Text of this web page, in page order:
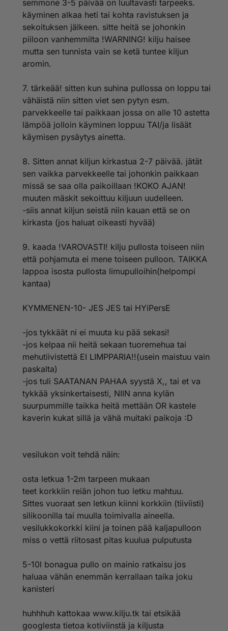
semmone 3-5 päivää on luultavasti tarpeeks.
käyminen alkaa heti tai kohta ravistuksen ja
sekoituksen jälkeen. sitte heitä se johonkin
piiloon vanhemmilta !WARNING! kilju haisee
mutta sen tunnista vain se ketä tuntee kiljun
aromin.
7. tärkeää! sitten kun suhina pullossa on loppu tai
vähäistä niin sitten viet sen pytyn esm.
parvekkeelle tai paikkaan jossa on alle 10 astetta
lämpöä jolloin käyminen loppuu TAI/ja lisäät
käymisen pysäytys ainetta.
8. Sitten annat kiljun kirkastua 2-7 päivää. jätät
sen vaikka parvekkeelle tai johonkin paikkaan
missä se saa olla paikoillaan !KOKO AJAN!
muuten mäskit sekoittuu kiljuun uudelleen.
-siis annat kiljun seistä niin kauan että se on
kirkasta (jos haluat oikeasti hyvää)
9. kaada !VAROVASTI! kilju pullosta toiseen niin
että pohjamuta ei mene toiseen pulloon. TAIKKA
lappoa isosta pullosta limupulloihin(helpompi
kantaa)
KYMMENEN-10- JES JES tai HYiPersE
-jos tykkäät ni ei muuta ku pää sekasi!
-jos kelpaa nii heitä sekaan tuoremehua tai
mehutiivistettä EI LIMPPARIA!!(usein maistuu vain
paskalta)
-jos tuli SAATANAN PAHAA syystä X,, tai et va
tykkää yksinkertaisesti, NIIN anna kylän
suurpummille taikka heitä mettään OR kastele
kaverin kukat sillä ja vähä muitaki paikoja :D
vesilukon voit tehdä näin:
osta letkua 1-2m tarpeen mukaan
teet korkkiin reiän johon tuo letku mahtuu.
Sittes vuoraat sen letkun kiinni korkkiin (tiiviisti)
silikoonilla tai muulla toimivalla aineella.
vesilukkokorkki kiini ja toinen pää kaljapulloon
miss o vettä riitosast pitas kuulua pulputusta
5-10l bonagua pullo on mainio ratkaisu jos
haluaa vähän enemmän kerrallaan taika joku
kanisteri
huhhhuh kattokaa www.kilju.tk tai etsikää
googlesta tietoa kotiviinstä ja kiljusta